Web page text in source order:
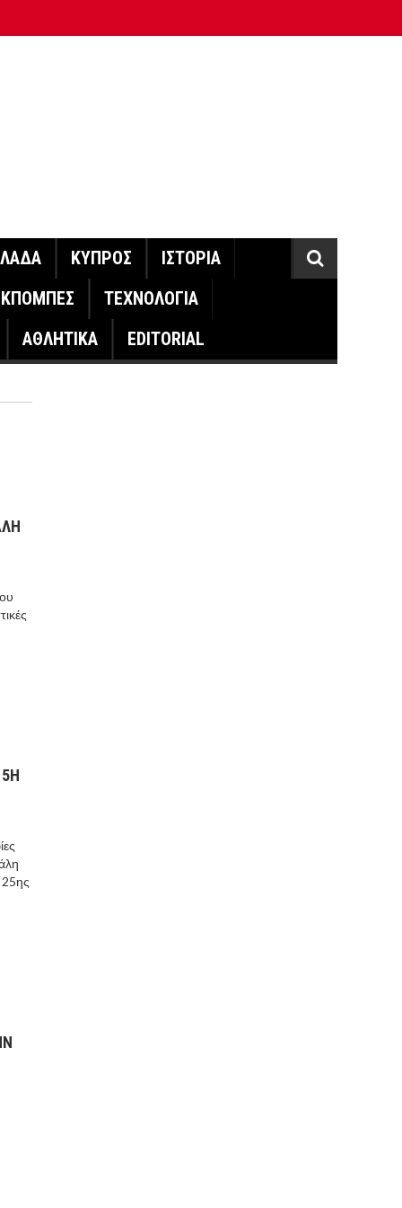
ΚΥΠΡΟΣ
ΙΣΤΟΡΙΑ
ΤΕΧΝΟΛΟΓΙΑ
ΑΘΛΗΤΙΚΑ EDITORIAL
25ης